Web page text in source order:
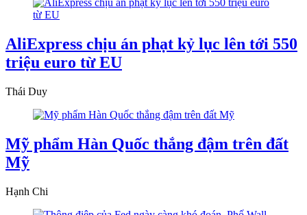
AliExpress chịu án phạt kỷ lục lên tới 550
triệu euro từ EU
Thái Duy
Mỹ phẩm Hàn Quốc thắng đậm trên đất
Mỹ
Hạnh Chi